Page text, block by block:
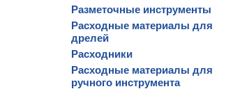
Разметочные инструменты
Расходные материалы для
дрелей
Расходники
Расходные материалы для
ручного инструмента